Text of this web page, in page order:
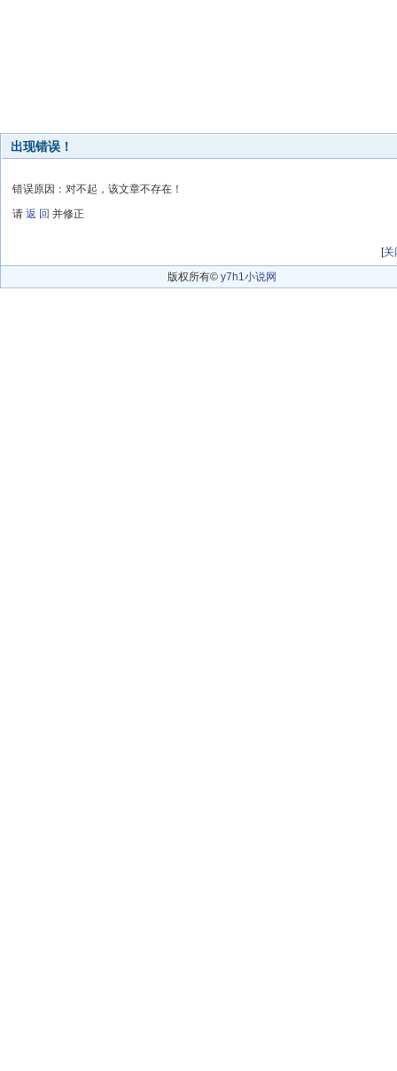
出现错误！
错误原因：对不起，该文章不存在！
请 返 回 并修正
[关
版权所有© y7h1小说网